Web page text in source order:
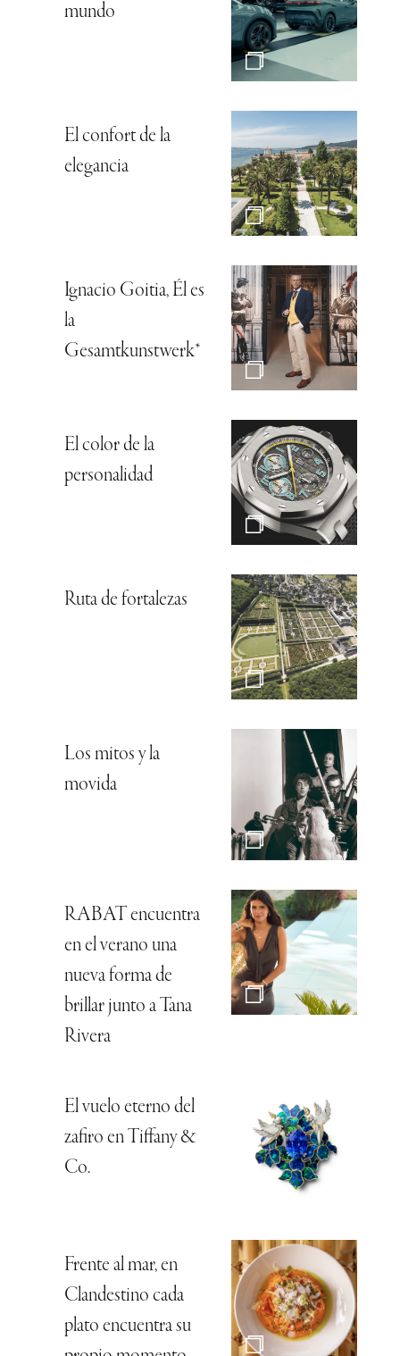
mundo
El confort de la
elegancia
Ignacio Goitia, Él es
la
Gesamtkunstwerk*
El color de la
personalidad
Ruta de fortalezas
Los mitos y la
movida
RABAT encuentra
en el verano una
nueva forma de
brillar junto a Tana
Rivera
El vuelo eterno del
zafiro en Tiffany &
Co.
Frente al mar, en
Clandestino cada
plato encuentra su